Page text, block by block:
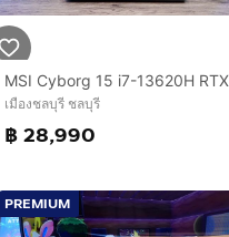
เมืองชลบุรี ชลบุรี
฿ 28,990
PREMIUM